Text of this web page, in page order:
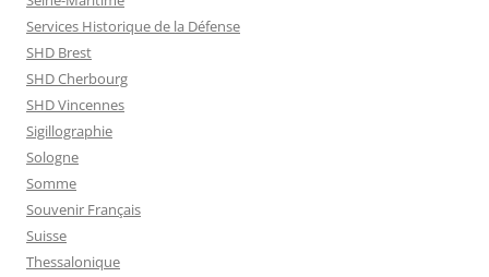
Services Historique de la Défense
SHD Brest
SHD Cherbourg
SHD Vincennes
Sigillographie
Sologne
Somme
Souvenir Français
Suisse
Thessalonique